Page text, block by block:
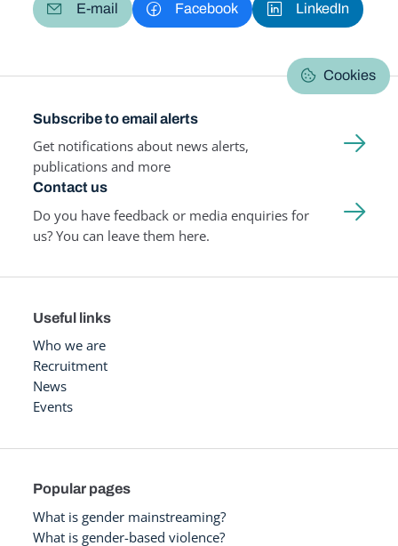
E-mail Facebook LinkedIn
Cookies
Subscribe to email alerts
Get notifications about news alerts,
publications and more
Contact us
Do you have feedback or media enquiries for
us? You can leave them here.
Useful links
Who we are
Recruitment
News
Events
Popular pages
What is gender mainstreaming?
What is gender-based violence?